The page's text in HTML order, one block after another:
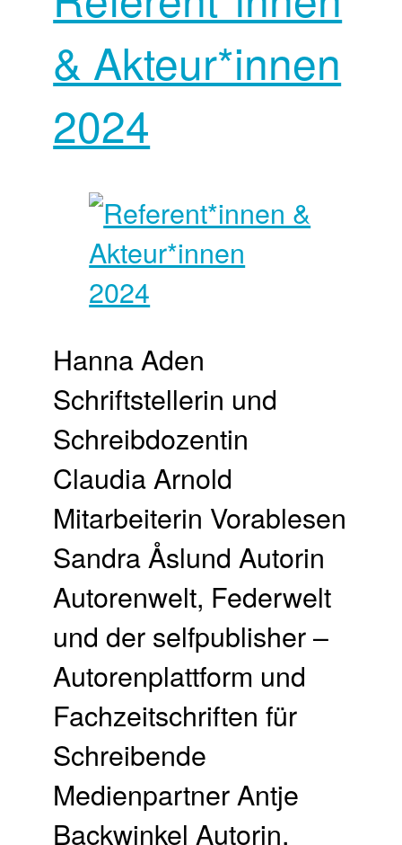
& Akteur*innen
2024
Hanna Aden
Schriftstellerin und
Schreibdozentin
Claudia Arnold
Mitarbeiterin Vorablesen
Sandra Åslund Autorin
Autorenwelt, Federwelt
und der selfpublisher –
Autorenplattform und
Fachzeitschriften für
Schreibende
Medienpartner Antje
Backwinkel Autorin,